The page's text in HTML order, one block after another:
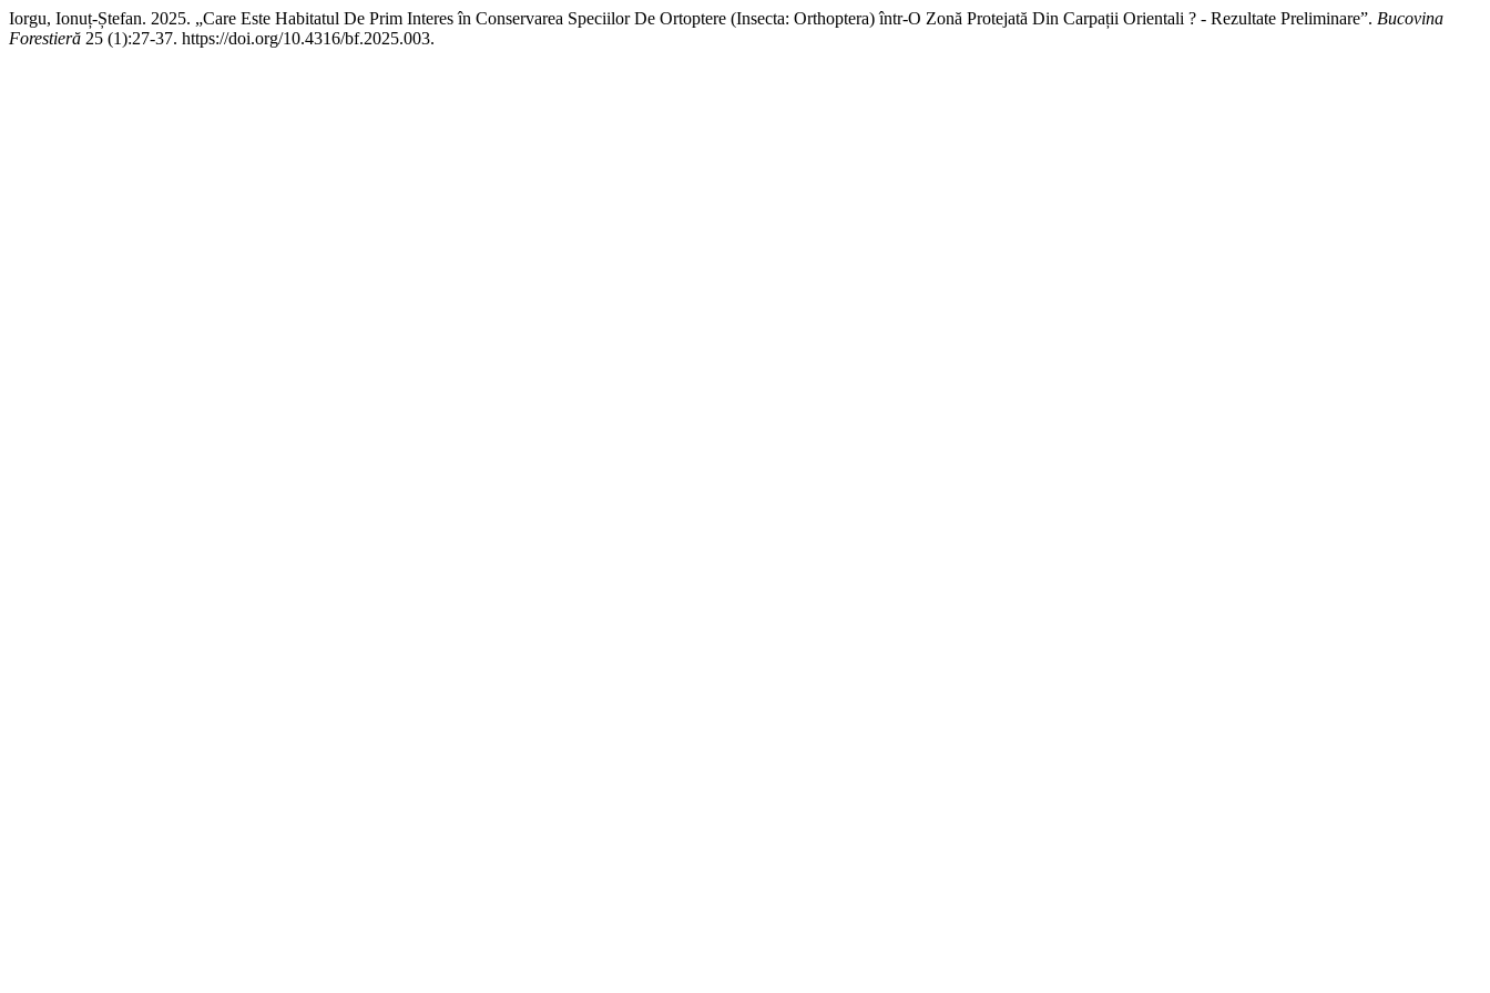
Iorgu, Ionuț-Ștefan. 2025. „Care Este Habitatul De Prim Interes în Conservarea Speciilor De Ortoptere (Insecta: Orthoptera) într-O Zonă Protejată Din Carpații Orientali ? - Rezultate Preliminare”. Bucovina
Forestieră 25 (1):27-37. https://doi.org/10.4316/bf.2025.003.